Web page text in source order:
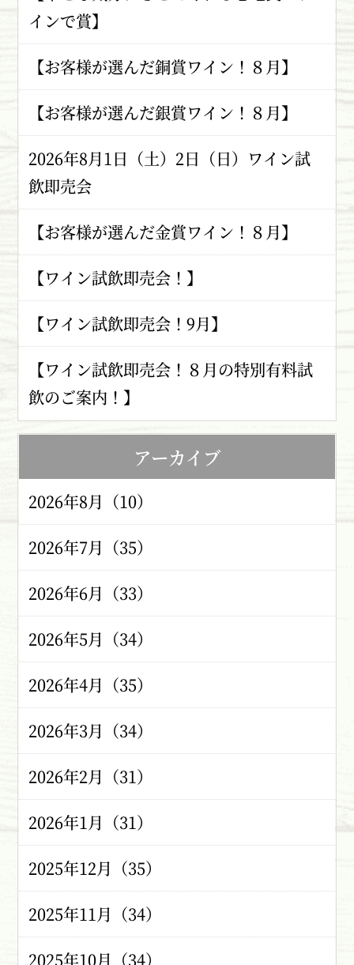
インで賞】
【お客様が選んだ銅賞ワイン！８月】
【お客様が選んだ銀賞ワイン！８月】
2026年8月1日（土）2日（日）ワイン試
飲即売会
【お客様が選んだ金賞ワイン！８月】
【ワイン試飲即売会！】
【ワイン試飲即売会！9月】
【ワイン試飲即売会！８月の特別有料試
飲のご案内！】
アーカイブ
2026年8月（10）
2026年7月（35）
2026年6月（33）
2026年5月（34）
2026年4月（35）
2026年3月（34）
2026年2月（31）
2026年1月（31）
2025年12月（35）
2025年11月（34）
2025年10月（34）